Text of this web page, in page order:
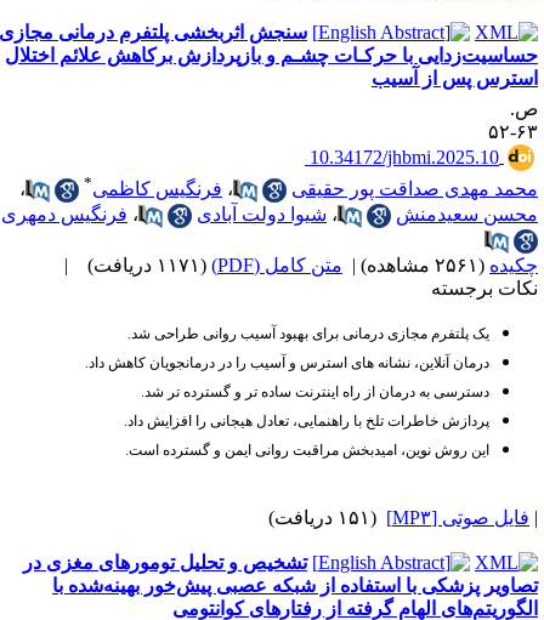
سنجش اثربخشی پلتفرم درمانی مجازی
با حرکـات چشـم‌ و بازپردازش برکاهش علائم اختلال
پس از آسیب
۵۲
‎ 10.34172/jhbmi.2025.10
مهدی صداقت پور حقیقی
،فرنگیس کاظمی
،
سعیدمنش
،شیوا دولت آبادی ،فرنگیس دمهری
(۲۵۶۱ مشاهده) | متن کامل (PDF) (۱۱۷۱ دریافت)
|
برجسته
یک پلتفرم مجازی درمانی برای بهبود آسیب روانی طراحی شد.
درمان آنلاین، نشانه های استرس و آسیب را در درمانجویان کاهش داد.
دسترسی به درمان از راه اینترنت ساده تر و گسترده تر شد.
پردازش خاطرات تلخ با راهنمایی، تعادل هیجانی را افزایش داد.
این روش نوین، امیدبخش مراقبت روانی ایمن و گسترده است.
فایل صوتی [MP۳] (۱۵۱ دریافت)
تشخیص و تحلیل تومورهای مغزی در
پزشکی با استفاده از شبکه عصبی پیش‌خور بهینه‌شده با
الهام گرفته از رفتارهای کوانتومی